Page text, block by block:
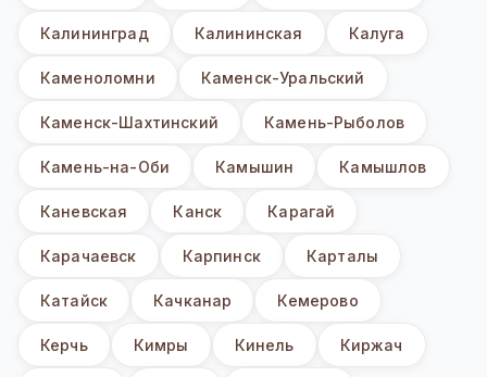
Калининград Калининская Калуга
Каменоломни Каменск-Уральский
Каменск-Шахтинский Камень-Рыболов
Камень-на-Оби Камышин Камышлов
Каневская Канск Карагай
Карачаевск Карпинск Карталы
Катайск Качканар Кемерово
Керчь Кимры Кинель Киржач